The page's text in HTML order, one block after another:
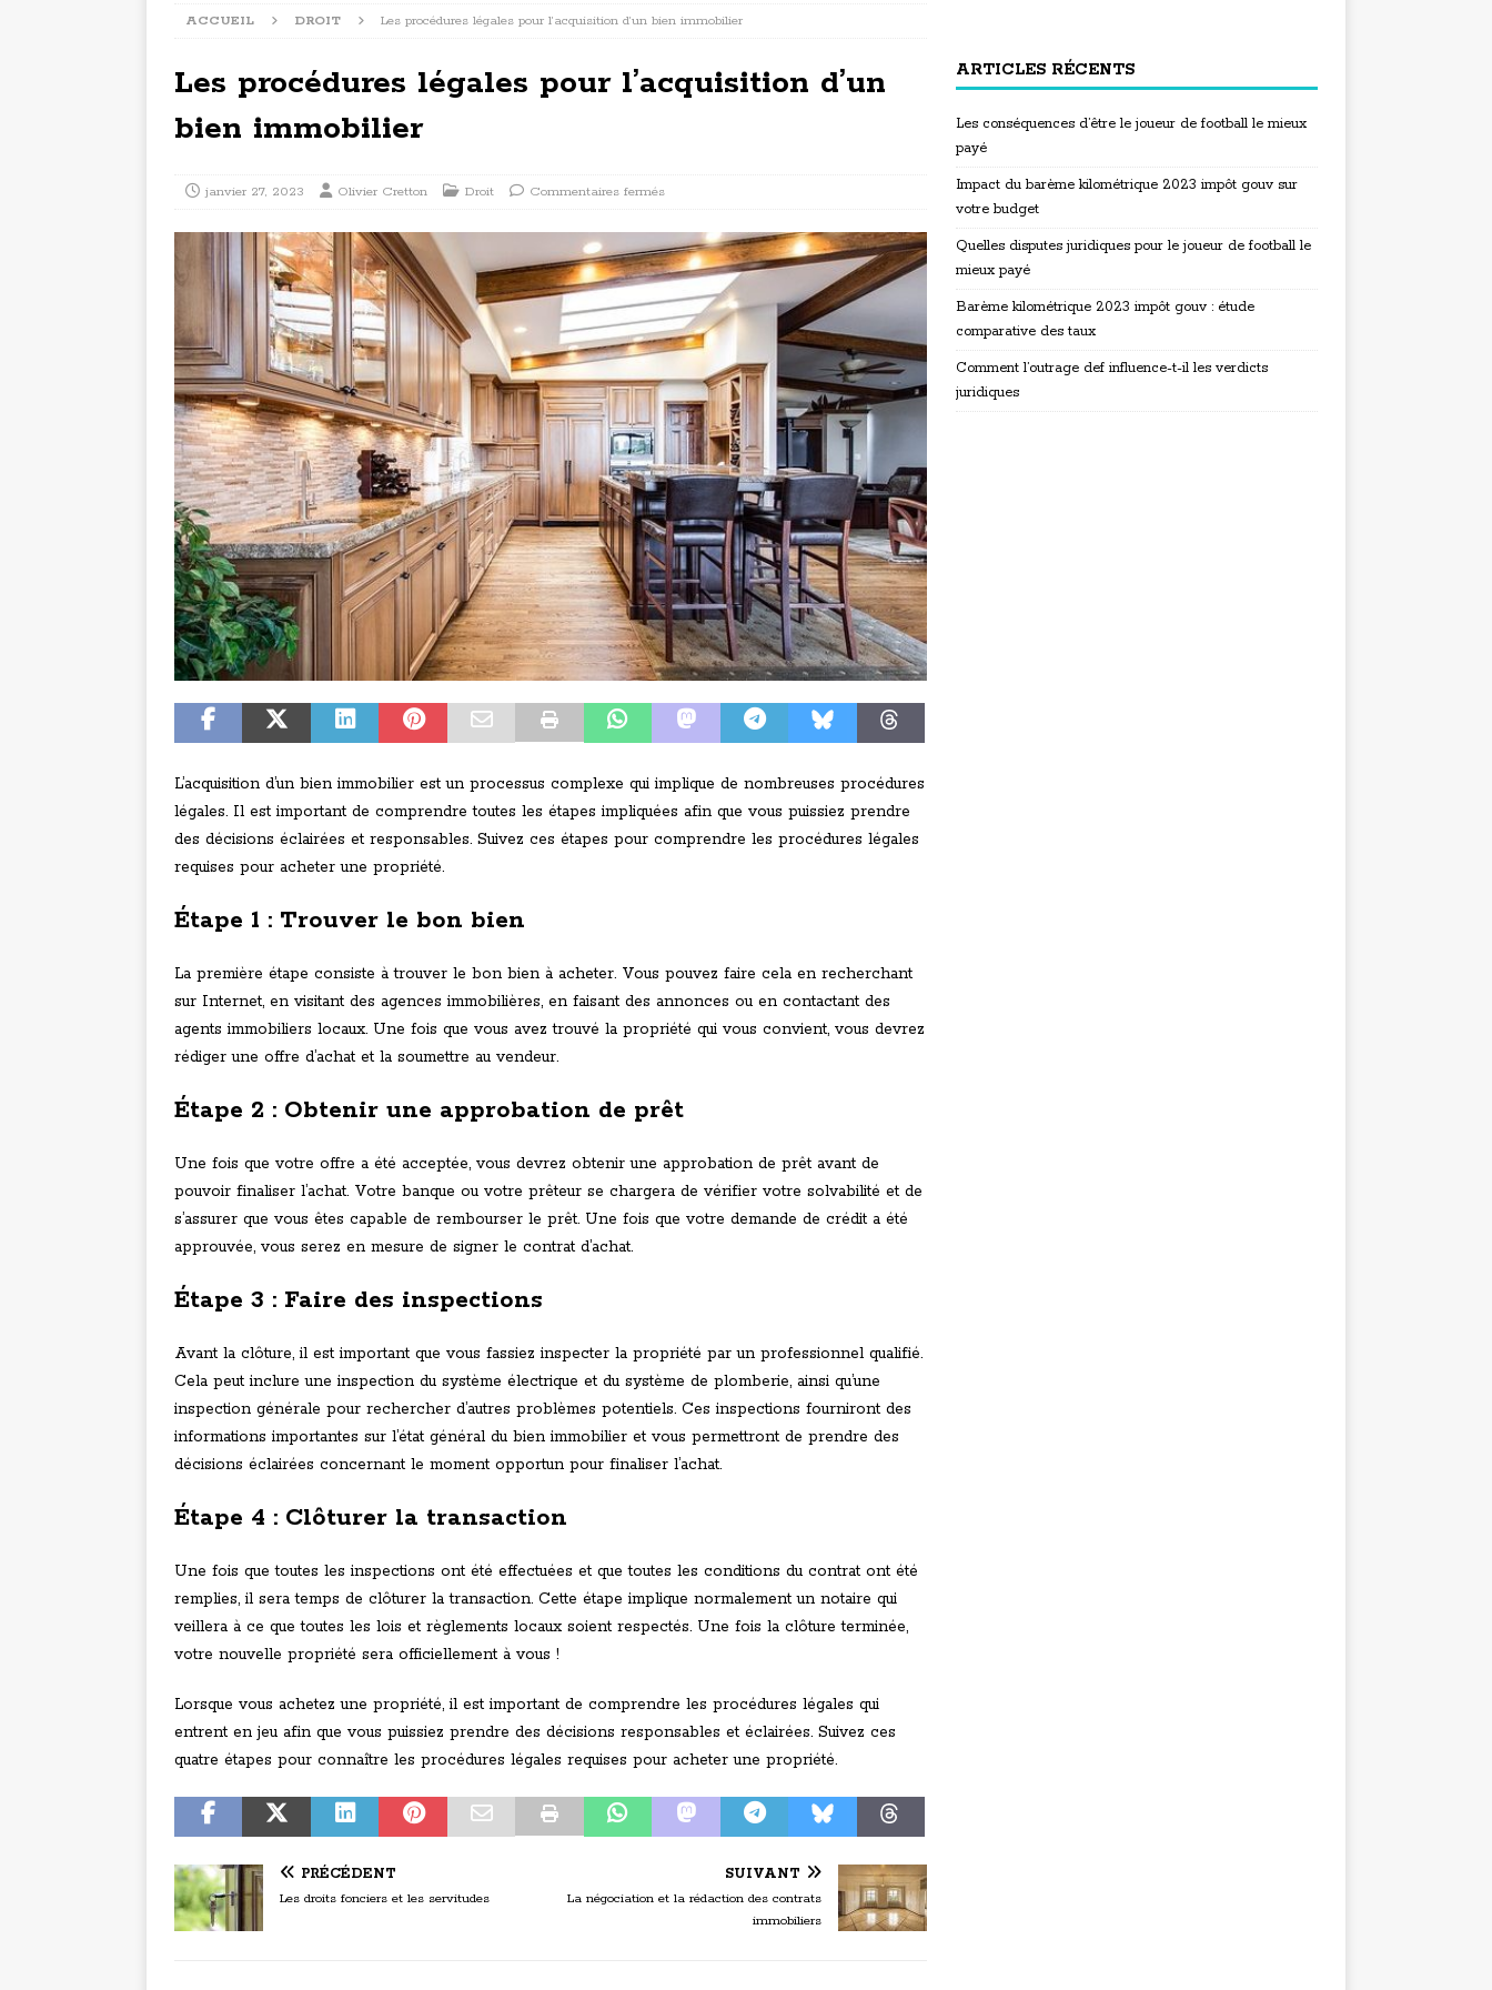
ACCUEIL DROIT Les procédures légales pour l’acquisition d’un bien immobilier
Les procédures légales pour l’acquisition d’un
bien immobilier
janvier 27, 2023 Olivier Cretton Droit Commentaires fermés
L’acquisition d’un bien immobilier est un processus complexe qui implique de nombreuses procédures
légales. Il est important de comprendre toutes les étapes impliquées afin que vous puissiez prendre
des décisions éclairées et responsables. Suivez ces étapes pour comprendre les procédures légales
requises pour acheter une propriété.
Étape 1 : Trouver le bon bien
La première étape consiste à trouver le bon bien à acheter. Vous pouvez faire cela en recherchant
sur Internet, en visitant des agences immobilières, en faisant des annonces ou en contactant des
agents immobiliers locaux. Une fois que vous avez trouvé la propriété qui vous convient, vous devrez
rédiger une offre d’achat et la soumettre au vendeur.
Étape 2 : Obtenir une approbation de prêt
Une fois que votre offre a été acceptée, vous devrez obtenir une approbation de prêt avant de
pouvoir finaliser l’achat. Votre banque ou votre prêteur se chargera de vérifier votre solvabilité et de
s’assurer que vous êtes capable de rembourser le prêt. Une fois que votre demande de crédit a été
approuvée, vous serez en mesure de signer le contrat d’achat.
Étape 3 : Faire des inspections
Avant la clôture, il est important que vous fassiez inspecter la propriété par un professionnel qualifié.
Cela peut inclure une inspection du système électrique et du système de plomberie, ainsi qu’une
inspection générale pour rechercher d’autres problèmes potentiels. Ces inspections fourniront des
informations importantes sur l’état général du bien immobilier et vous permettront de prendre des
décisions éclairées concernant le moment opportun pour finaliser l’achat.
Étape 4 : Clôturer la transaction
Une fois que toutes les inspections ont été effectuées et que toutes les conditions du contrat ont été
remplies, il sera temps de clôturer la transaction. Cette étape implique normalement un notaire qui
veillera à ce que toutes les lois et règlements locaux soient respectés. Une fois la clôture terminée,
votre nouvelle propriété sera officiellement à vous !
Lorsque vous achetez une propriété, il est important de comprendre les procédures légales qui
entrent en jeu afin que vous puissiez prendre des décisions responsables et éclairées. Suivez ces
quatre étapes pour connaître les procédures légales requises pour acheter une propriété.
PRÉCÉDENT
Les droits fonciers et les servitudes
SUIVANT
La négociation et la rédaction des contrats
immobiliers
ARTICLES RÉCENTS
Les conséquences d’être le joueur de football le mieux
payé
Impact du barème kilométrique 2023 impôt gouv sur
votre budget
Quelles disputes juridiques pour le joueur de football le
mieux payé
Barème kilométrique 2023 impôt gouv : étude
comparative des taux
Comment l’outrage def influence-t-il les verdicts
juridiques